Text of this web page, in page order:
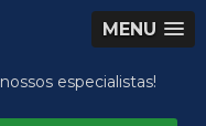
MENU
especialistas!